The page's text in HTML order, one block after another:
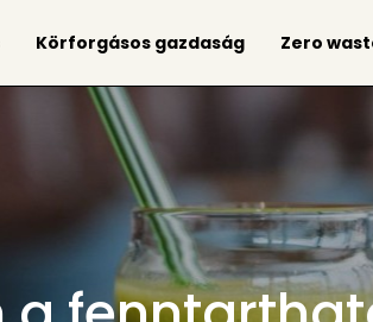
Körforgásos gazdaság Zero